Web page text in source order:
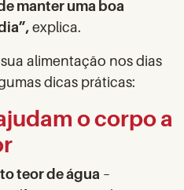
manter uma boa
explica.
alimentação nos dias
dicas práticas:
o corpo a
teor de água –